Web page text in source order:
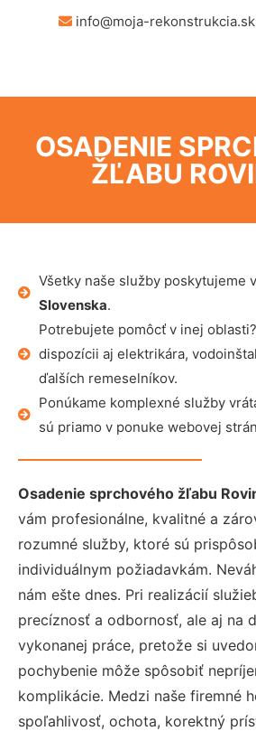
info@moja-rekonstrukcia.sk
OSADENIE
ŽĽABU
Všetky naše služby poskytujeme
Slovenska.
Potrebujete pomôcť v inej
dispozícii aj elektrikára,
ďalších remeselníkov.
Ponúkame komplexné služby
sú priamo v ponuke webovej
Osadenie sprchového žľabu
vám profesionálne, kvalitné a
rozumné služby, ktoré sú
individuálnym požiadavkám.
nám ešte dnes. Pri realizácií
precíznosť a odbornosť, ale aj na
vykonanej práce, pretože si
pochybenie môže spôsobiť
komplikácie. Medzi naše firemné
spoľahlivosť, ochota, korektný